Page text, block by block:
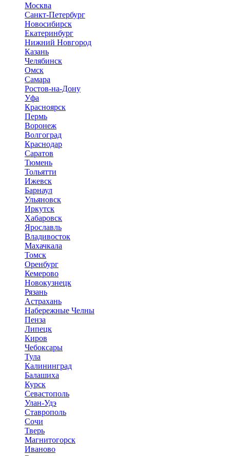
Москва
Санкт-Петербург
Новосибирск
Екатеринбург
Нижний Новгород
Казань
Челябинск
Омск
Самара
Ростов-на-Дону
Уфа
Красноярск
Пермь
Воронеж
Волгоград
Краснодар
Саратов
Тюмень
Тольятти
Ижевск
Барнаул
Ульяновск
Иркутск
Хабаровск
Ярославль
Владивосток
Махачкала
Томск
Оренбург
Кемерово
Новокузнецк
Рязань
Астрахань
Набережные Челны
Пенза
Липецк
Киров
Чебоксары
Тула
Калининград
Балашиха
Курск
Севастополь
Улан-Удэ
Ставрополь
Сочи
Тверь
Магнитогорск
Иваново